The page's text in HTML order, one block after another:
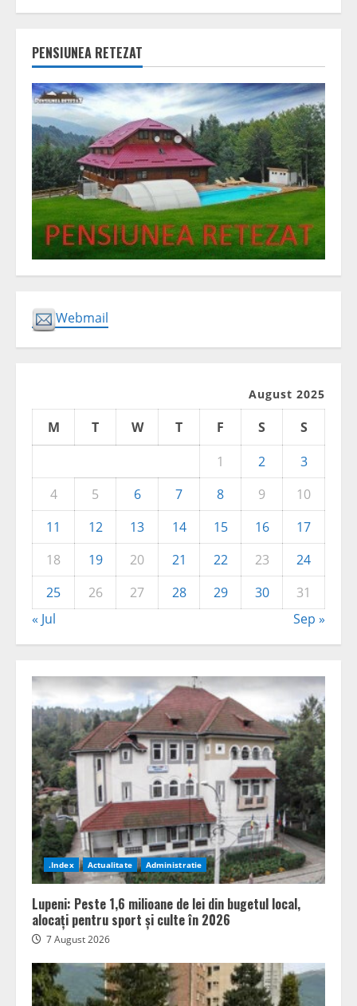
PENSIUNEA RETEZAT
Webmail
August 2025
M T W T F S
S
1
2
3
4
5 6 7 8 9
10
11
12 13 14 15 16
17
18
19 20 21 22 23
24
25
26 27 28 29 30
31
« Jul
Sep »
.Index Actualitate Administratie
Lupeni: Peste 1,6 milioane de lei din bugetul local,
alocați pentru sport și culte în 2026
7 August 2026